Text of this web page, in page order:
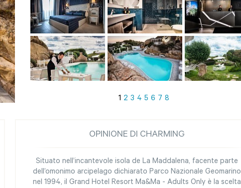
1 2 3 4 5 6 7 8
OPINIONE DI CHARMING
Situato nell’incantevole isola de La Maddalena, facente parte
dell’omonimo arcipelago dichiarato Parco Nazionale Geomarino
nel 1994, il Grand Hotel Resort Ma&Ma - Adults Only è la scelta